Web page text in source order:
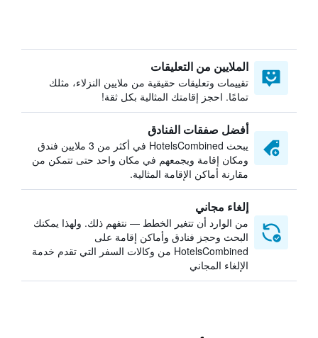
الملايين من التعليقات
تقييمات وتعليقات حقيقية من ملايين النزلاء، مثلك
تمامًا. احجز إقامتك المثالية بكل ثقة!
أفضل صفقات الفنادق
يبحث HotelsCombined في أكثر من 3 ملايين فندق
ومكان إقامة ويجمعهم في مكان واحد حتى تتمكن من
مقارنة أماكن الإقامة المثالية.
إلغاء مجاني
من الوارد أن تتغير الخطط — نتفهم ذلك. ولهذا يمكنك
البحث وحجز فنادق وأماكن إقامة على
HotelsCombined من وكالات السفر التي تقدم خدمة
الإلغاء المجاني